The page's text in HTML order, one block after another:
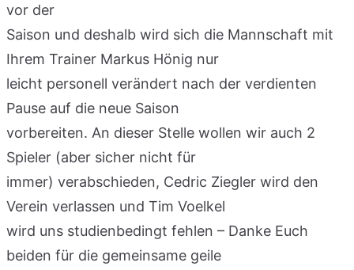
vor der
Saison und deshalb wird sich die Mannschaft mit
Ihrem Trainer Markus Hönig nur
leicht personell verändert nach der verdienten
Pause auf die neue Saison
vorbereiten. An dieser Stelle wollen wir auch 2
Spieler (aber sicher nicht für
immer) verabschieden, Cedric Ziegler wird den
Verein verlassen und Tim Voelkel
wird uns studienbedingt fehlen – Danke Euch
beiden für die gemeinsame geile